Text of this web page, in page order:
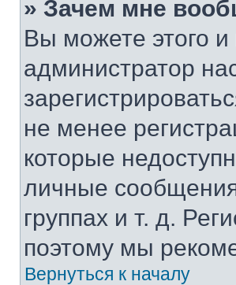
» Зачем мне
Вы можете этого и
администратор
не менее
которые
личные
группах и т. д.
поэтому мы
Вернуться к началу